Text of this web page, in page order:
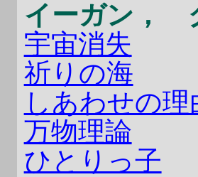
イーガン，
宇宙消失
祈りの海
しあわせの理
万物理論
ひとりっ子